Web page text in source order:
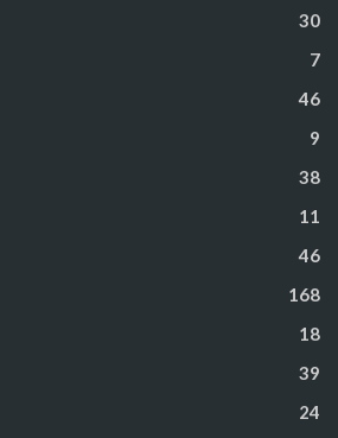
30
7
46
9
38
11
46
168
18
39
24